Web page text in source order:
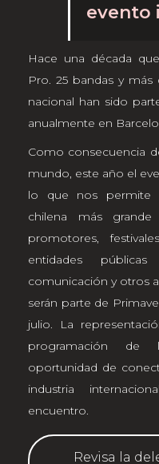
evento
Hace una década
Pro. 25 bandas y
nacional han sido
anualmente en
Como consecuencia
mundo, este año el
lo que nos permite
chilena más
promotores,
entidades
comunicación y otros
serán parte de
julio. La
programación de
oportunidad de
industria
encuentro.
Revisa la